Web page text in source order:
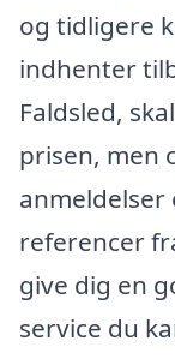
og tidligere
indhenter
Faldsled,
prisen, men
anmeldelser
referencer
give dig en
service du